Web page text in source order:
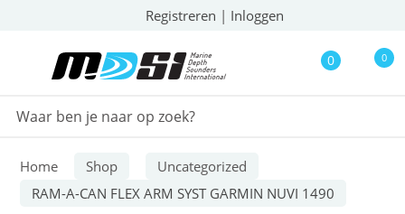
Registreren | Inloggen
0 0
Home Shop
Uncategorized
RAM-A-CAN FLEX ARM SYST GARMIN NUVI 1490